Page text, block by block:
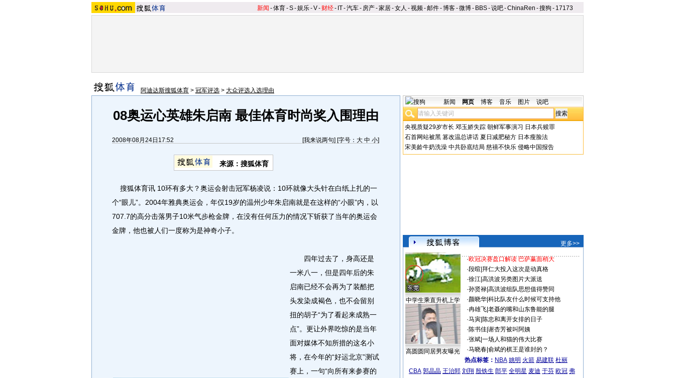
新闻 -体育-S-娱乐-V- 财经- IT-汽车- 房产-家居-女人 -视频-邮件-博客-微博- BBS-说吧-ChinaRen -搜狗 - 17173
阿迪达斯搜狐体育 > 冠军评选 > 大众评选入选理由
08奥运心英雄朱启南 最佳体育时尚奖入围理由
2008年08月24日17:52 [我来说两句] [字号： 大 中 小]
来源：搜狐体育
搜狐体育讯 10环有多大？奥运会射击冠军杨凌说：10环就像大头针在白纸上扎的一
个“眼儿”。2004年雅典奥运会，年仅19岁的温州少年朱启南就是在这样的“小眼”内，以
707.7的高分击落男子10米气步枪金牌，在没有任何压力的情况下斩获了当年的奥运会
金牌，他也被人们一度称为是神奇小子。
四年过去了，身高还是
一米八一，但是四年后的朱
启南已经不会再为了装酷把
头发染成褐色，也不会留别
扭的胡子“为了看起来成熟一
点”。更让外界吃惊的是当年
面对媒体不知所措的这名小
将，在今年的“好运北京”测试
赛上，一句“向所有来参赛的
新闻 网页 博客 音乐 图片 说吧
央视质疑29岁市长 邓玉娇失踪 朝鲜军事演习 日本兵赎罪
石首网站被黑 篡改温总讲话 夏日减肥秘方 日本瘦脸法
宋美龄牛奶洗澡 中共卧底结局 慈禧不快乐 侵略中国报告
更多>>
中学生乘直升机上学
高圆圆同居男友曝光
·欧冠决赛盘口解读 巴萨赢面稍大
·段暄 拜仁大投入这次是动真格
·徐江| 高洪波另类图片大派送
·孙贤禄| 高洪波组队思想值得赞同
·颜晓华| 科比队友什么时候可支持他
·冉雄飞| 老聂的嘴和山东鲁能的腿
·马寅| 陈忠和离开女排的日子
·陈书佳| 谢杏芳被叫阿姨
·张斌| 一场人和猫的伟大比赛
·马晓春| 俞斌的棋王是谁封的？
热点标签： NBA 姚明 火箭 易建联 杜丽
CBA 郭晶晶 王治郅 刘翔 殷铁生 郎平 全明星 麦迪 于芬 欧冠 弗